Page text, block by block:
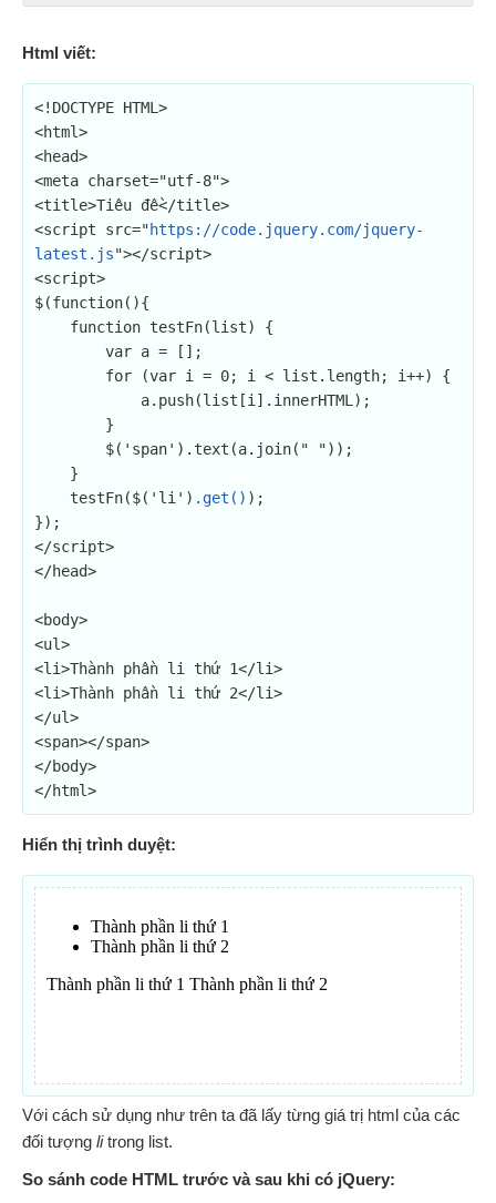
Html viết:
<!DOCTYPE HTML>
<html>
<head>
<meta charset="utf-8">
<title>Tiêu đề</title>
<script src="https://code.jquery.com/jquery-
latest.js"></script>
<script>
$(function(){
    testFn($('li')
.get() );
});
</script>
</head>
<body>
<ul>
<li>Thành phần li thứ 1</li>
<li>Thành phần li thứ 2</li>
</ul>
<span></span>
</body>
</html>
Hiển thị trình duyệt:
Với cách sử dụng như trên ta đã lấy từng giá trị html của các
đối tượng litrong list.
So sánh code HTML trước và sau khi có jQuery: